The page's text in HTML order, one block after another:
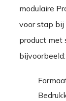
modulaire
voor stap
product met
bijvoorbeeld: